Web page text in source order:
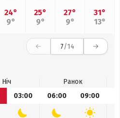
24°
9°
25°
9°
27°
9°
31°
13°
7/14
Ніч
Ранок
03:00 06:00 09:00